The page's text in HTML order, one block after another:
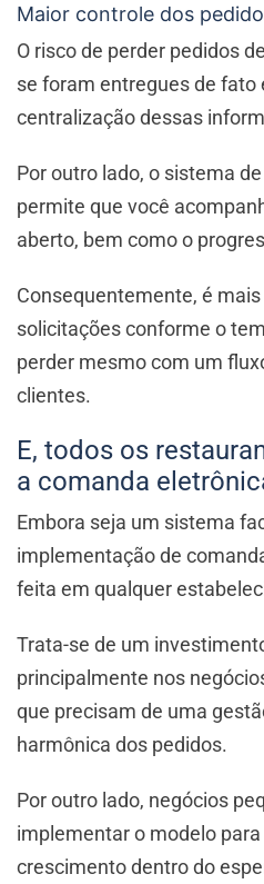
Maior controle dos
O risco de perder pedidos
se foram entregues de fato
centralização dessas
Por outro lado, o sistema
permite que você
aberto, bem como o
Consequentemente, é
solicitações conforme o
perder mesmo com um
clientes.
E, todos os
a comanda
Embora seja um sistema
implementação de
feita em qualquer
Trata-se de um
principalmente nos
que precisam de uma
harmônica dos pedidos.
Por outro lado, negócios
implementar o modelo
crescimento dentro do